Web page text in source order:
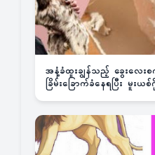
အနံ့ခံထူးချွန်သည့် ခွေးလေး
ခြိမ်းခြောက်ခံနေရပြီး မူ